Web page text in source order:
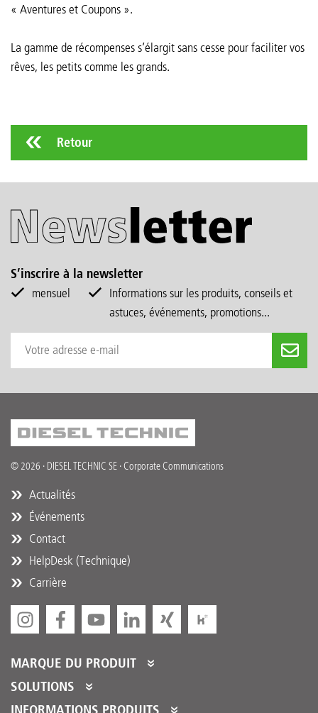
« Aventures et Coupons ».
La gamme de récompenses s’élargit sans cesse pour faciliter vos
rêves, les petits comme les grands.
Retour
S’inscrire à la newsletter
mensuel
Informations sur les produits, conseils et
astuces, événements, promotions...
© 2026 · DIESEL TECHNIC SE · Corporate Communications
Actualités
Événements
Contact
HelpDesk (Technique)
Carrière
MARQUE DU PRODUIT
DT Spare Parts
SOLUTIONS
Partner Portal